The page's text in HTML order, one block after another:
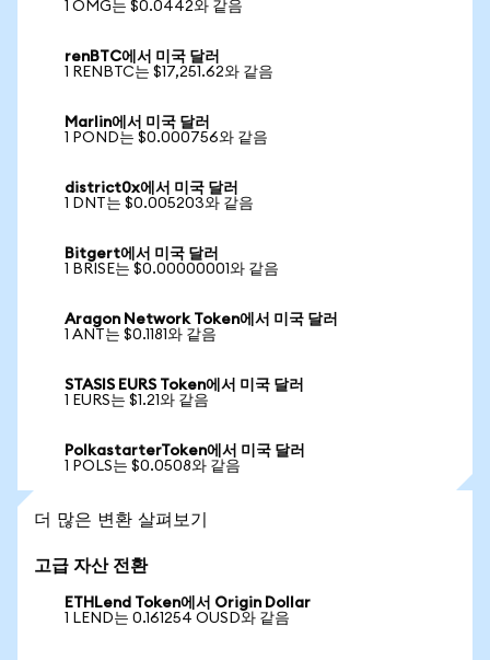
1 OMG는 $0.0442와 같음
renBTC에서 미국 달러
1 RENBTC는 $17,251.62와 같음
Marlin에서 미국 달러
1 POND는 $0.000756와 같음
district0x에서 미국 달러
1 DNT는 $0.005203와 같음
Bitgert에서 미국 달러
1 BRISE는 $0.00000001와 같음
Aragon Network Token에서 미국 달러
1 ANT는 $0.1181와 같음
STASIS EURS Token에서 미국 달러
1 EURS는 $1.21와 같음
PolkastarterToken에서 미국 달러
1 POLS는 $0.0508와 같음
더 많은 변환 살펴보기
고급 자산 전환
ETHLend Token에서 Origin Dollar
1 LEND는 0.161254 OUSD와 같음